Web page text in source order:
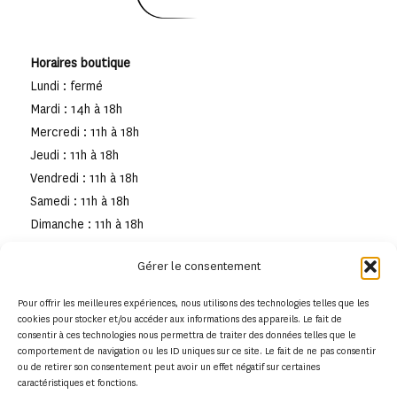
Gérer le consentement
Pour offrir les meilleures expériences, nous utilisons des technologies telles que les
cookies pour stocker et/ou accéder aux informations des appareils. Le fait de
consentir à ces technologies nous permettra de traiter des données telles que le
comportement de navigation ou les ID uniques sur ce site. Le fait de ne pas consentir
ou de retirer son consentement peut avoir un effet négatif sur certaines
caractéristiques et fonctions.
Horaires boutique
Lundi : fermé
Mardi : 14h à 18h
Mercredi : 11h à 18h
Jeudi : 11h à 18h
Vendredi : 11h à 18h
Samedi : 11h à 18h
Dimanche : 11h à 18h